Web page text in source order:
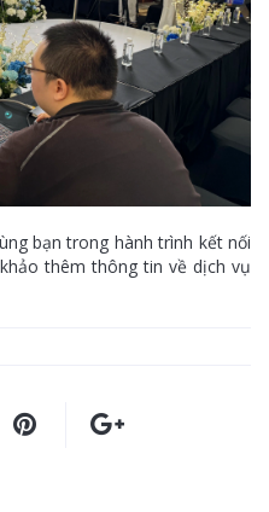
bạn trong hành trình kết nối
thêm thông tin về dịch vụ